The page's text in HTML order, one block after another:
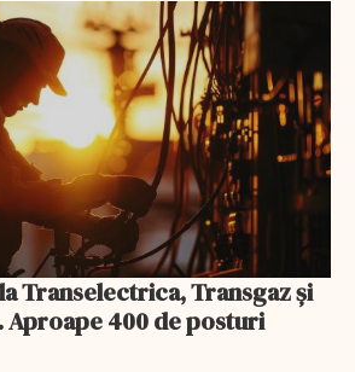
Transelectrica, Transgaz și
400 de posturi